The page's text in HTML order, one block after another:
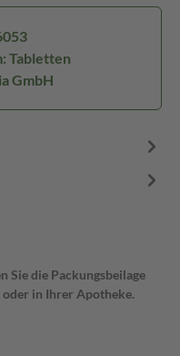
Tabletten
GmbH
Sie die Packungsbeilage
in Ihrer Apotheke.